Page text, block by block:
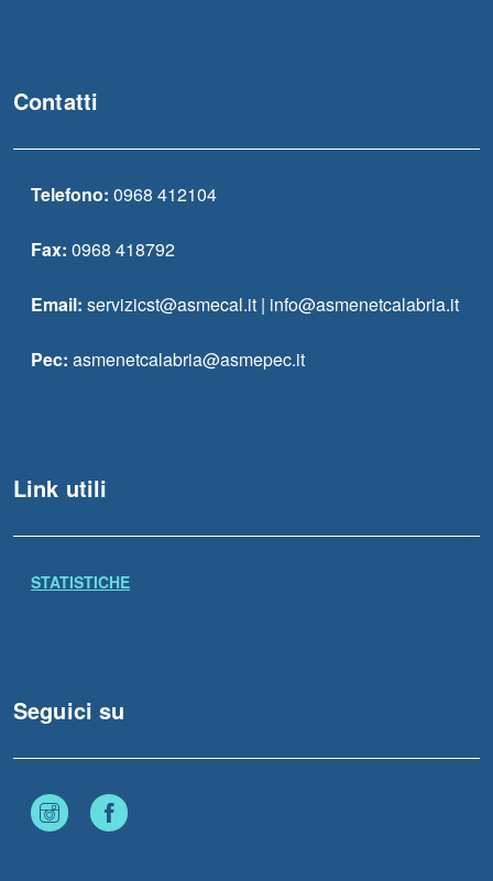
Contatti
Telefono: 0968 412104
Fax: 0968 418792
Email: servizicst@asmecal.it | info@asmenetcalabria.it
Pec: asmenetcalabria@asmepec.it
Link utili
STATISTICHE
Seguici su
Instagram